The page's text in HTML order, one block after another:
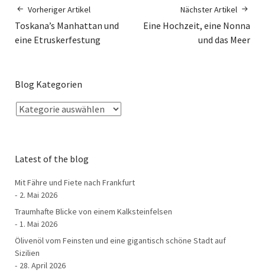
Vorheriger Artikel
Toskana’s Manhattan und
eine Etruskerfestung
Nächster Artikel
Eine Hochzeit, eine Nonna
und das Meer
Blog Kategorien
Latest of the blog
Mit Fähre und Fiete nach Frankfurt
2. Mai 2026
Traumhafte Blicke von einem Kalksteinfelsen
1. Mai 2026
Ölivenöl vom Feinsten und eine gigantisch schöne Stadt auf
Sizilien
28. April 2026